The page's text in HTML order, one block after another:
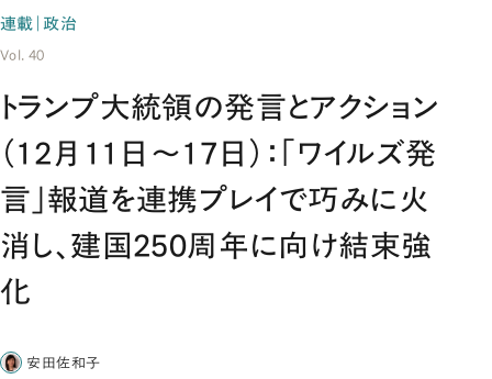
連載｜政治
Vol. 40
トランプ大統領の発言とアクション
（12月11日～17日）：「ワイルズ発
言」報道を連携プレイで巧みに火
消し、建国250周年に向け結束強
化
安田佐和子